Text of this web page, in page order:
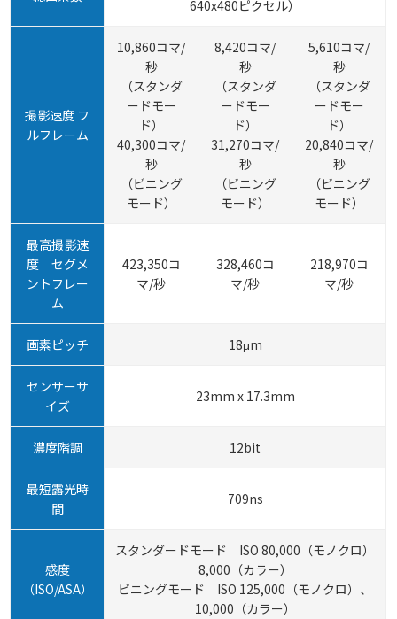
640x480ピクセル）
撮影速度 フ
ルフレーム
10,860コマ/
秒
（スタンダ
ードモー
ド）
40,300コマ/
秒
（ビニング
モード）
8,420コマ/
秒
（スタンダ
ードモー
ド）
31,270コマ/
秒
（ビニング
モード）
5,610コマ/
秒
（スタンダ
ードモー
ド）
20,840コマ/
秒
（ビニング
モード）
最高撮影速
度 セグメ
ントフレー
ム
423,350コ
マ/秒
328,460コ
マ/秒
218,970コ
マ/秒
画素ピッチ 18μm
センサーサ
イズ
23mm x 17.3mm
濃度階調 12bit
最短露光時
間
709ns
感度
（ISO/ASA）
スタンダードモード ISO 80,000（モノクロ）
8,000（カラー）
ビニングモード ISO 125,000（モノクロ）、
10,000（カラー）